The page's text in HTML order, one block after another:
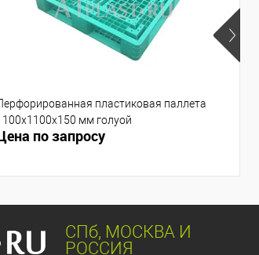
пластиковая паллета
мм голуой
по запросу
СПб, МОСКВА И
РОССИЯ